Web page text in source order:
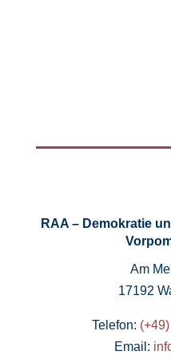
RAA – Demokratie
Am
17192
Telefon:
Email: